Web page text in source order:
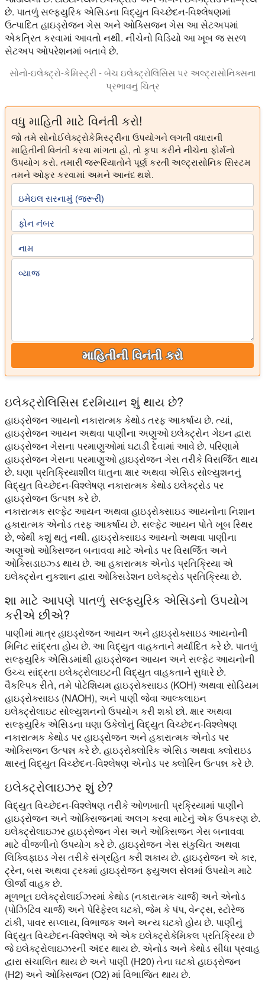
છે. પાતળું સલ્ફ્યુરિક એસિડના વિદ્યુત વિચ્છેદન-વિશ્લેષણમાં
ઉત્પાદિત હાઇડ્રોજન ગેસ અને ઓક્સિજન ગેસ આ સેટઅપમાં
એકત્રિત કરવામાં આવતો નથી. નીચેનો વિડિયો આ ખૂબ જ સરળ
સેટઅપ ઓપરેશનમાં બતાવે છે.
સોનો-ઇલેક્ટ્રો-કેમિસ્ટ્રી - બેચ ઇલેક્ટ્રોલિસિસ પર અલ્ટ્રાસોનિક્સના
પ્રભાવનું ચિત્ર
વધુ માહિતી માટે વિનંતી કરો!
જો તમે સોનોઈલેક્ટ્રોકેમિસ્ટ્રીના ઉપયોગને લગતી વધારાની
માહિતીની વિનંતી કરવા માંગતા હો, તો કૃપા કરીને નીચેના ફોર્મનો
ઉપયોગ કરો. તમારી જરૂરિયાતોને પૂર્ણ કરતી અલ્ટ્રાસોનિક સિસ્ટમ
તમને ઓફર કરવામાં અમને આનંદ થશે.
ઇમેઇલ સરનામું (જરૂરી)
ફોન નંબર
નામ
વ્યાજ
માહિતીની વિનંતી કરો
ઇલેક્ટ્રોલિસિસ દરમિયાન શું થાય છે?
હાઇડ્રોજન આયનો નકારાત્મક કેથોડ તરફ આકર્ષાય છે. ત્યાં,
હાઇડ્રોજન આયન અથવા પાણીના અણુઓ ઇલેક્ટ્રોન ગેઇન દ્વારા
હાઇડ્રોજન ગેસના પરમાણુઓમાં ઘટાડી દેવામાં આવે છે. પરિણામે
હાઇડ્રોજન ગેસના પરમાણુઓ હાઇડ્રોજન ગેસ તરીકે વિસર્જિત થાય
છે. ઘણા પ્રતિક્રિયાશીલ ધાતુના ક્ષાર અથવા એસિડ સોલ્યુશનનું
વિદ્યુત વિચ્છેદન-વિશ્લેષણ નકારાત્મક કેથોડ ઇલેક્ટ્રોડ પર
હાઇડ્રોજન ઉત્પન્ન કરે છે.
નકારાત્મક સલ્ફેટ આયન અથવા હાઇડ્રોક્સાઇડ આયનોના નિશાન
હકારાત્મક એનોડ તરફ આકર્ષાય છે. સલ્ફેટ આયન પોતે ખૂબ સ્થિર
છે, જેથી કશું થતું નથી. હાઇડ્રોક્સાઇડ આયનો અથવા પાણીના
અણુઓ ઓક્સિજન બનાવવા માટે એનોડ પર વિસર્જિત અને
ઓક્સિડાઇઝ્ડ થાય છે. આ હકારાત્મક એનોડ પ્રતિક્રિયા એ
ઇલેક્ટ્રોન નુકશાન દ્વારા ઓક્સિડેશન ઇલેક્ટ્રોડ પ્રતિક્રિયા છે.
શા માટે આપણે પાતળું સલ્ફ્યુરિક એસિડનો ઉપયોગ
કરીએ છીએ?
પાણીમાં માત્ર હાઇડ્રોજન આયન અને હાઇડ્રોક્સાઇડ આયનોની
મિનિટ સાંદ્રતા હોય છે. આ વિદ્યુત વાહકતાને મર્યાદિત કરે છે. પાતળું
સલ્ફ્યુરિક એસિડમાંથી હાઇડ્રોજન આયન અને સલ્ફેટ આયનોની
ઉચ્ચ સાંદ્રતા ઇલેક્ટ્રોલાઇટની વિદ્યુત વાહકતાને સુધારે છે.
વૈકલ્પિક રીતે, તમે પોટેશિયમ હાઇડ્રોક્સાઇડ (KOH) અથવા સોડિયમ
હાઇડ્રોક્સાઇડ (NAOH), અને પાણી જેવા આલ્કલાઇન
ઇલેક્ટ્રોલાઇટ સોલ્યુશનનો ઉપયોગ કરી શકો છો. ક્ષાર અથવા
સલ્ફ્યુરિક એસિડના ઘણા ઉકેલોનું વિદ્યુત વિચ્છેદન-વિશ્લેષણ
નકારાત્મક કેથોડ પર હાઇડ્રોજન અને હકારાત્મક એનોડ પર
ઓક્સિજન ઉત્પન્ન કરે છે. હાઇડ્રોક્લોરિક એસિડ અથવા ક્લોરાઇડ
ક્ષારનું વિદ્યુત વિચ્છેદન-વિશ્લેષણ એનોડ પર ક્લોરિન ઉત્પન્ન કરે છે.
ઇલેક્ટ્રોલાઇઝર શું છે?
વિદ્યુત વિચ્છેદન-વિશ્લેષણ તરીકે ઓળખાતી પ્રક્રિયામાં પાણીને
હાઇડ્રોજન અને ઓક્સિજનમાં અલગ કરવા માટેનું એક ઉપકરણ છે.
ઇલેક્ટ્રોલાઇઝર હાઇડ્રોજન ગેસ અને ઓક્સિજન ગેસ બનાવવા
માટે વીજળીનો ઉપયોગ કરે છે. હાઇડ્રોજન ગેસ સંકુચિત અથવા
લિક્વિફાઇડ ગેસ તરીકે સંગ્રહિત કરી શકાય છે. હાઇડ્રોજન એ કાર,
ટ્રેન, બસ અથવા ટ્રકમાં હાઇડ્રોજન ફ્યુઅલ સેલમાં ઉપયોગ માટે
ઊર્જા વાહક છે.
મૂળભૂત ઇલેક્ટ્રોલાઈઝરમાં કેથોડ (નકારાત્મક ચાર્જ) અને એનોડ
(પોઝિટિવ ચાર્જ) અને પેરિફેરલ ઘટકો, જેમ કે પંપ, વેન્ટ્સ, સ્ટોરેજ
ટાંકી, પાવર સપ્લાય, વિભાજક અને અન્ય ઘટકો હોય છે. પાણીનું
વિદ્યુત વિચ્છેદન-વિશ્લેષણ એ એક ઇલેક્ટ્રોકેમિકલ પ્રતિક્રિયા છે
જે ઇલેક્ટ્રોલાઇઝરની અંદર થાય છે. એનોડ અને કેથોડ સીધા પ્રવાહ
દ્વારા સંચાલિત થાય છે અને પાણી (H20) તેના ઘટકો હાઇડ્રોજન
(H2) અને ઓક્સિજન (O2) માં વિભાજિત થાય છે.